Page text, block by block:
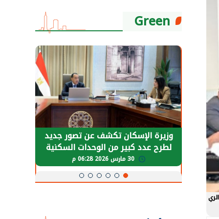
Green
دولي وزيرة الإسكان تكشف عن تصور جديد
لطرح عدد كبير من الوحدات السكنية
بنظام الإيجار